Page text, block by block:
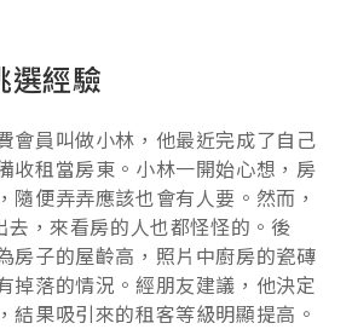
選經驗
會員叫做小林，他最近完成了自己
收租當房東。小林一開始心想，房
隨便弄弄應該也會有人要。然而，
去，來看房的人也都怪怪的。後
房子的屋齡高，照片中廚房的瓷磚
掉落的情況。經朋友建議，他決定
結果吸引來的租客等級明顯提高。